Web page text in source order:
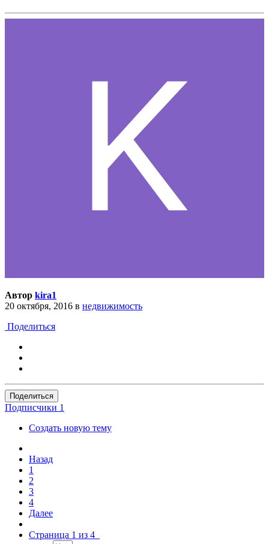
Автор kira1
20 октября, 2016 в недвижимость
Поделиться
Поделиться
Подписчики 1
Создать новую тему
Назад
1
2
3
4
Далее
Страница 1 из 4